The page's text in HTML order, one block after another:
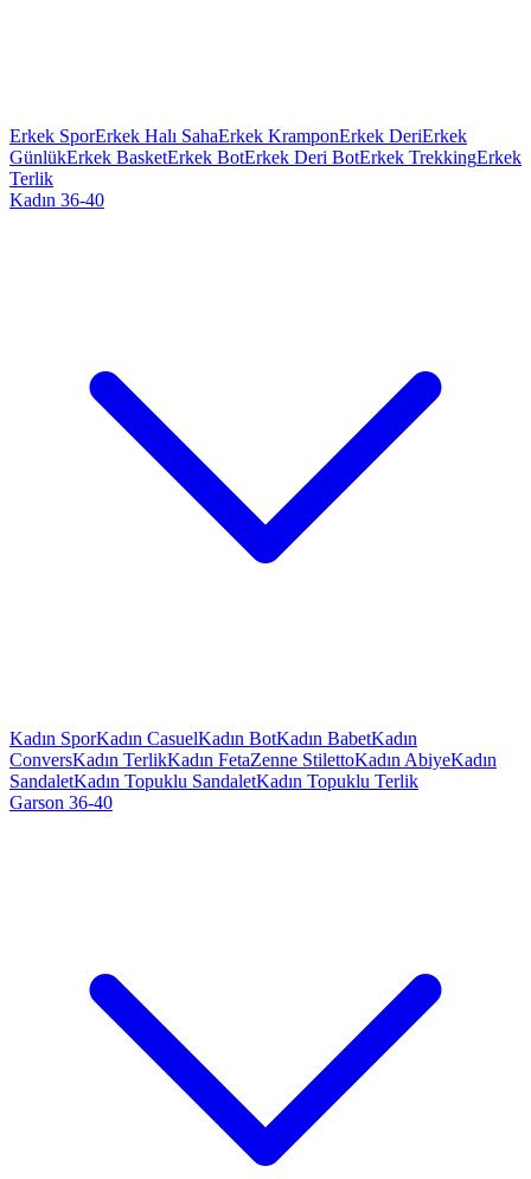
Erkek SporErkek Halı SahaErkek KramponErkek DeriErkek
GünlükErkek BasketErkek BotErkek Deri BotErkek TrekkingErkek
Terlik
Kadın 36-40
Kadın SporKadın CasuelKadın BotKadın BabetKadın
ConversKadın TerlikKadın FetaZenne StilettoKadın AbiyeKadın
SandaletKadın Topuklu SandaletKadın Topuklu Terlik
Garson 36-40